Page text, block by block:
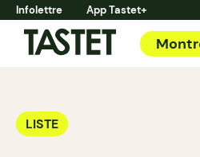
Infolettre App Tastet+
LISTE